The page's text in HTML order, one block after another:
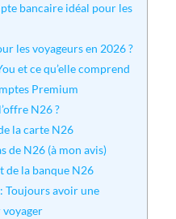
bancaire idéal pour les
les voyageurs en 2026 ?
et ce qu’elle comprend
Premium
N26 ?
la carte N26
de N26 (à mon avis)
de la banque N26
Toujours avoir une